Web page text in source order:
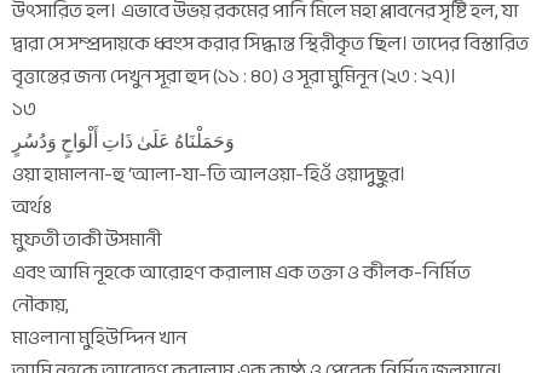
উৎসারিত হল। এভাবে উভয় রকমের পানি মিলে মহা প্লাবনের সৃষ্টি হল, যা
দ্বারা সে সম্প্রদায়কে ধ্বংস করার সিদ্ধান্ত স্থিরীকৃত ছিল। তাদের বিস্তারিত
বৃত্তান্তের জন্য দেখুন সূরা হুদ (১১ : ৪০) ও সূরা মুমিনূন (২৩ : ২৭)।
১৩
وَحَمَلْنَاهُ عَلَىٰ ذَاتِ أَلْوَاحٍ وَدُسُرٍ
ওয়া হামালনা-হু ‘আলা-যা-তি আলওয়া-হিওঁ ওয়াদুছুর।
অর্থঃ
মুফতী তাকী উসমানী
এবং আমি নূহকে আরোহণ করালাম এক তক্তা ও কীলক-নির্মিত
নৌকায়,
মাওলানা মুহিউদ্দিন খান